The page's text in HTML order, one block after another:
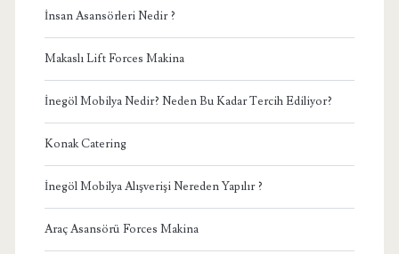
İnsan Asansörleri Nedir ?
Makaslı Lift Forces Makina
İnegöl Mobilya Nedir? Neden Bu Kadar Tercih Ediliyor?
Konak Catering
İnegöl Mobilya Alışverişi Nereden Yapılır ?
Araç Asansörü Forces Makina